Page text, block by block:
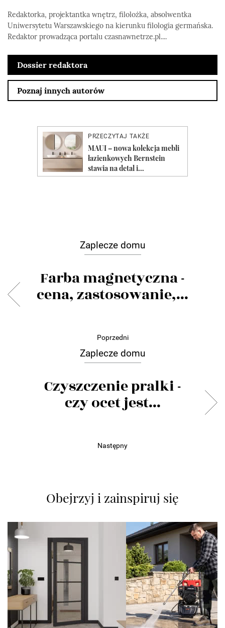
Redaktorka, projektantka wnętrz, filolożka, absolwentka
Uniwersytetu Warszawskiego na kierunku filologia germańska.
Redaktor prowadząca portalu czasnawnetrze.pl....
Dossier redaktora
Poznaj innych autorów
Zaplecze domu
Farba magnetyczna -
cena, zastosowanie,...
Poprzedni
Zaplecze domu
Czyszczenie pralki -
czy ocet jest...
Następny
Obejrzyj i zainspiruj się